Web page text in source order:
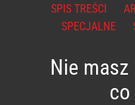
SPIS TREŚCI
SPECJALNE
Nie masz
co